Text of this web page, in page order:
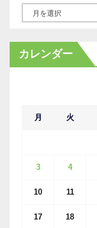
カ
イ
カレンダー
月 火
3 4
10 11
17 18